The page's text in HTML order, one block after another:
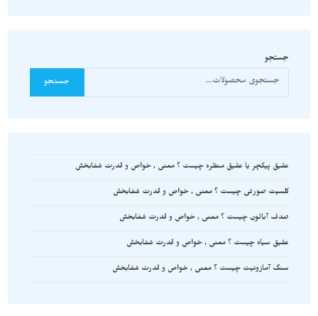
جستجو
جستجو
عقیق پیکچر یا عقیق منظره چیست ؟ معنی , خواص و قدرت شفابخش
کلسیت صورتی چیست ؟ معنی , خواص و قدرت شفابخش
صدف آبالون چیست ؟ معنی , خواص و قدرت شفابخش
عقیق سیاه چیست ؟ معنی , خواص و قدرت شفابخش
سنگ آمازونیت چیست ؟ معنی , خواص و قدرت شفابخش